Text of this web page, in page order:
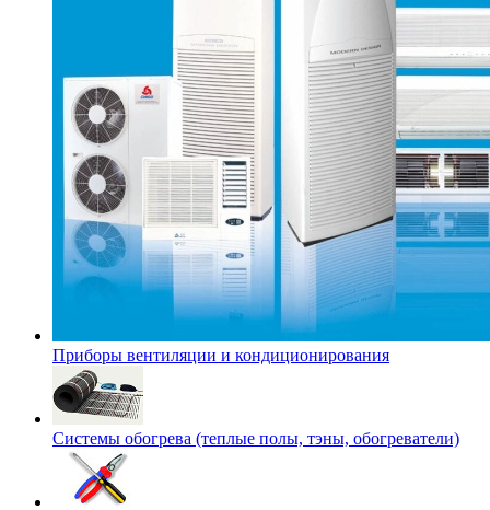
Приборы вентиляции и кондиционирования
Системы обогрева (теплые полы, тэны, обогреватели)